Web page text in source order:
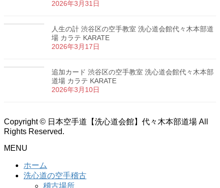
2026年3月31日
人生の計 渋谷区の空手教室 洗心道会館代々木本部道
場 カラテ KARATE
2026年3月17日
追加カード 渋谷区の空手教室 洗心道会館代々木本部
道場 カラテ KARATE
2026年3月10日
Copyright © 日本空手道【洗心道会館】代々木本部道場 All
Rights Reserved.
MENU
ホーム
洗心道の空手稽古
稽古場所